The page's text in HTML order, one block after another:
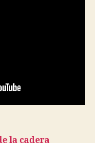
la cadera